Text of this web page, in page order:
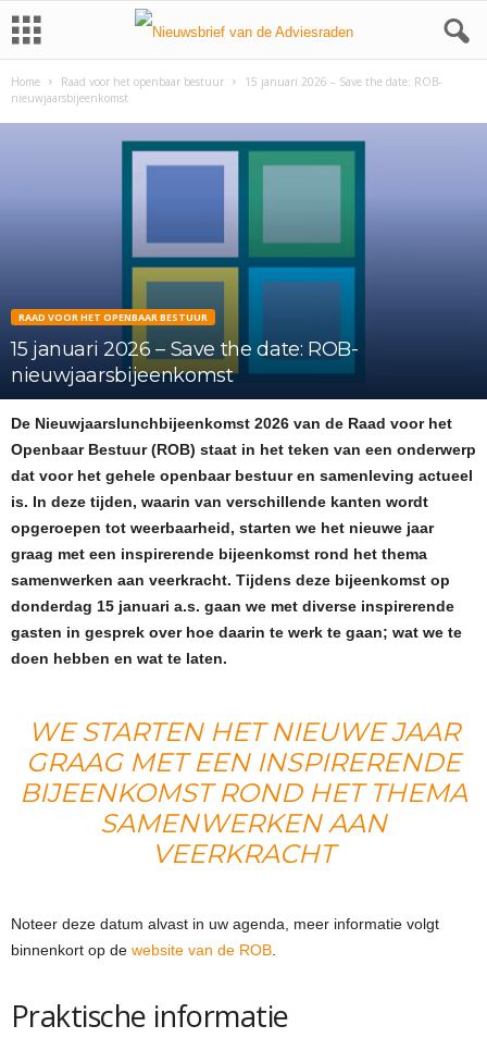
Home Raad voor het openbaar bestuur
15 januari 2026 – Save the date: ROB-
nieuwjaarsbijeenkomst
RAAD VOOR HET OPENBAAR BESTUUR
15 januari 2026 – Save the date: ROB-
nieuwjaarsbijeenkomst
De Nieuwjaarslunchbijeenkomst 2026 van de Raad voor het
Openbaar Bestuur (ROB) staat in het teken van een onderwerp
dat voor het gehele openbaar bestuur en samenleving actueel
is. In deze tijden, waarin van verschillende kanten wordt
opgeroepen tot weerbaarheid, starten we het nieuwe jaar
graag met een inspirerende bijeenkomst rond het thema
samenwerken aan veerkracht. Tijdens deze bijeenkomst op
donderdag 15 januari a.s. gaan we met diverse inspirerende
gasten in gesprek over hoe daarin te werk te gaan; wat we te
doen hebben en wat te laten.
WE STARTEN HET NIEUWE JAAR
GRAAG MET EEN INSPIRERENDE
BIJEENKOMST ROND HET THEMA
SAMENWERKEN AAN
VEERKRACHT
Noteer deze datum alvast in uw agenda, meer informatie volgt
binnenkort op de website van de ROB.
Praktische informatie